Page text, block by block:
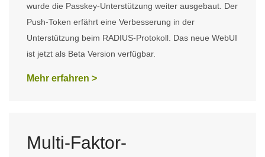
wurde die Passkey-Unterstützung weiter ausgebaut. Der
Push-Token erfährt eine Verbesserung in der
Unterstützung beim RADIUS-Protokoll. Das neue WebUI
ist jetzt als Beta Version verfügbar.
Mehr erfahren >
Multi-Faktor-